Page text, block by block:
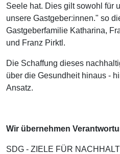
Seele hat. Dies gilt sowohl für
unsere Gastgeber:innen." so
Gastgeberfamilie Katharina,
und Franz Pirktl.
Die Schaffung dieses
über die Gesundheit hinaus -
Ansatz.
Wir übernehmen
SDG - ZIELE FÜR